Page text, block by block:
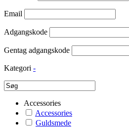
Email
Adgangskode
Gentag adgangskode
Kategori -
Accessories
Accessories
Guldsmede